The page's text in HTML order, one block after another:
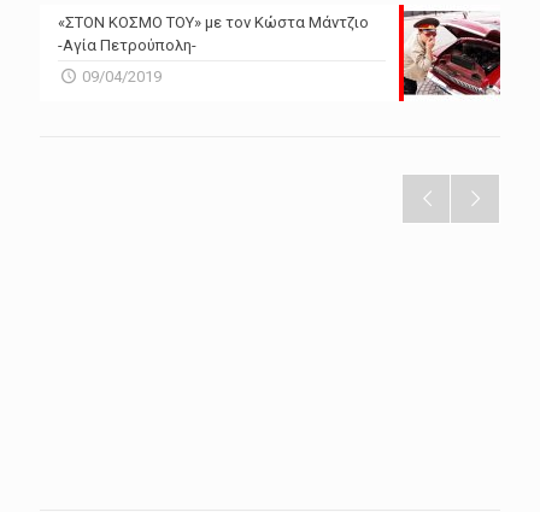
«ΣΤΟΝ ΚΟΣΜΟ ΤΟΥ» με τον Κώστα Μάντζιο
-Αγία Πετρούπολη-
09/04/2019